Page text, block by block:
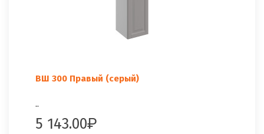
ВШ 300 Правый (серый)
..
5 143.00